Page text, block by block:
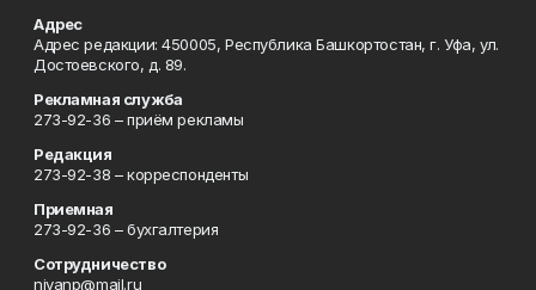
Адрес
Адрес редакции: 450005, Республика Башкортостан, г. Уфа, ул.
Достоевского, д. 89.
Рекламная служба
273-92-36 – приём рекламы
Редакция
273-92-38 – корреспонденты
Приемная
273-92-36 – бухгалтерия
Сотрудничество
nivanp@mail.ru